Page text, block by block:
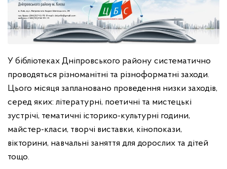
У бібліотеках Дніпровського району систематично
проводяться різноманітні та різноформатні заходи.
Цього місяця заплановано проведення низки заходів,
серед яких: літературні, поетичні та мистецькі
зустрічі, тематичні історико-культурні години,
майстер-класи, творчі виставки, кінопокази,
вікторини, навчальні заняття для дорослих та дітей
тощо.